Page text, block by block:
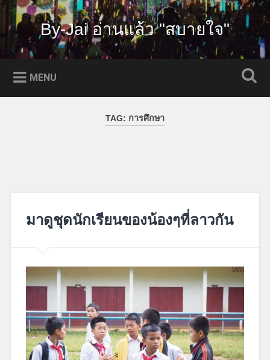
Skip
content
Search By-Jai อ่านแล้ว "สบายใจ"
MENU
TAG: การศึกษา
มาดูชุดนักเรียนของน้องๆที่ลาวกัน